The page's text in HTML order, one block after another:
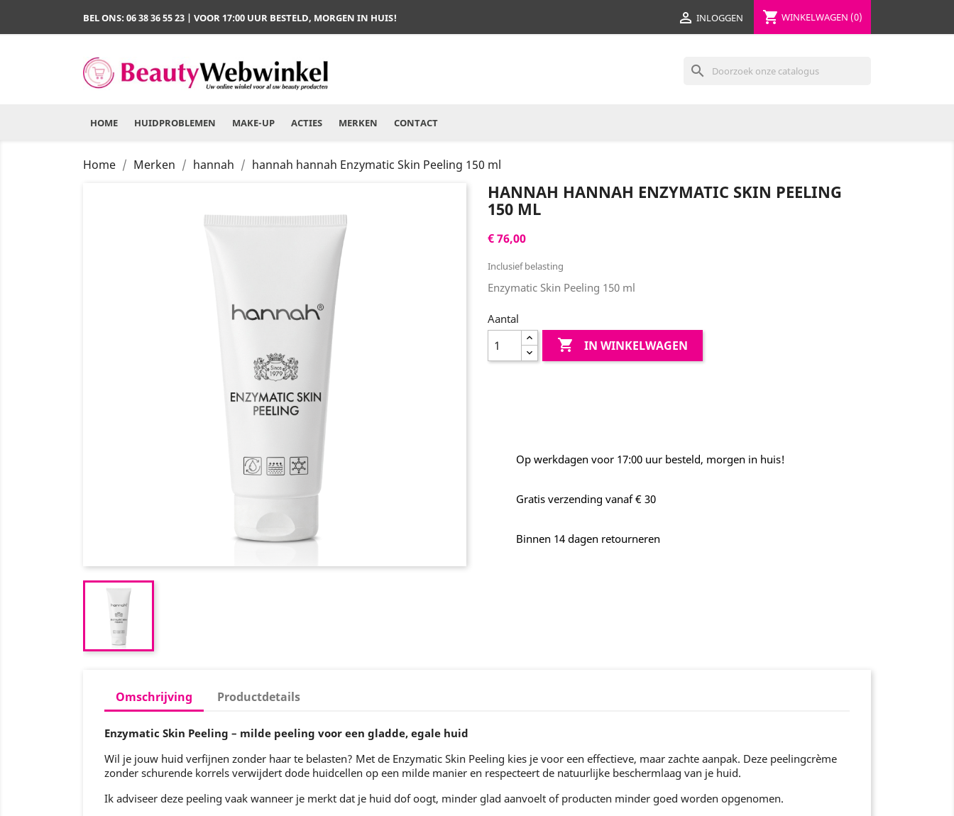
BEL ONS: 06 38 36 55 23 | VOOR 17:00 UUR BESTELD, MORGEN IN HUIS!  INLOGGEN shopping_cart WINKELWAGEN (0)
search
HOME HUIDPROBLEMEN MAKE-UP ACTIES MERKEN CONTACT
Home Merken hannah hannah hannah Enzymatic Skin Peeling 150 ml
HANNAH HANNAH ENZYMATIC SKIN PEELING
150 ML
€ 76,00
Inclusief belasting
Enzymatic Skin Peeling 150 ml
Aantal
 IN WINKELWAGEN
Op werkdagen voor 17:00 uur besteld, morgen in huis!
Gratis verzending vanaf € 30
Binnen 14 dagen retourneren
Omschrijving Productdetails
Enzymatic Skin Peeling – milde peeling voor een gladde, egale huid
Wil je jouw huid verfijnen zonder haar te belasten? Met de Enzymatic Skin Peeling kies je voor een effectieve, maar zachte aanpak. Deze peelingcrème
zonder schurende korrels verwijdert dode huidcellen op een milde manier en respecteert de natuurlijke beschermlaag van je huid.
Ik adviseer deze peeling vaak wanneer je merkt dat je huid dof oogt, minder glad aanvoelt of producten minder goed worden opgenomen.